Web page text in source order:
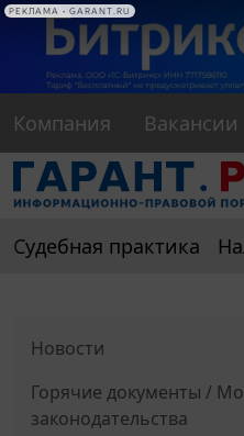
РЕКЛАМА
Компания Вакансии
Судебная практика
Новости
Горячие документы /
законодательства
РЕКЛАМА • GARANT.RU